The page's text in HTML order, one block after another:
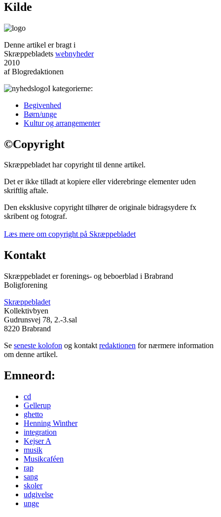
Kilde
Denne artikel er bragt i
Skræppebladets webnyheder
2010
af Blogredaktionen
I kategorierne:
Begivenhed
Børn/unge
Kultur og arrangementer
©Copyright
Skræppebladet har copyright til denne artikel.
Det er ikke tilladt at kopiere eller viderebringe elementer uden
skriftlig aftale.
Den eksklusive copyright tilhører de originale bidragsydere fx
skribent og fotograf.
Læs mere om copyright på Skræppebladet
Kontakt
Skræppebladet er forenings- og beboerblad i Brabrand
Boligforening
Skræppebladet
Kollektivbyen
Gudrunsvej 78, 2.-3.sal
8220 Brabrand
Se seneste kolofon og kontakt redaktionen for nærmere information
om denne artikel.
Emneord:
cd
Gellerup
ghetto
Henning Winther
integration
Kejser A
musik
Musikcaféen
rap
sang
skoler
udgivelse
unge